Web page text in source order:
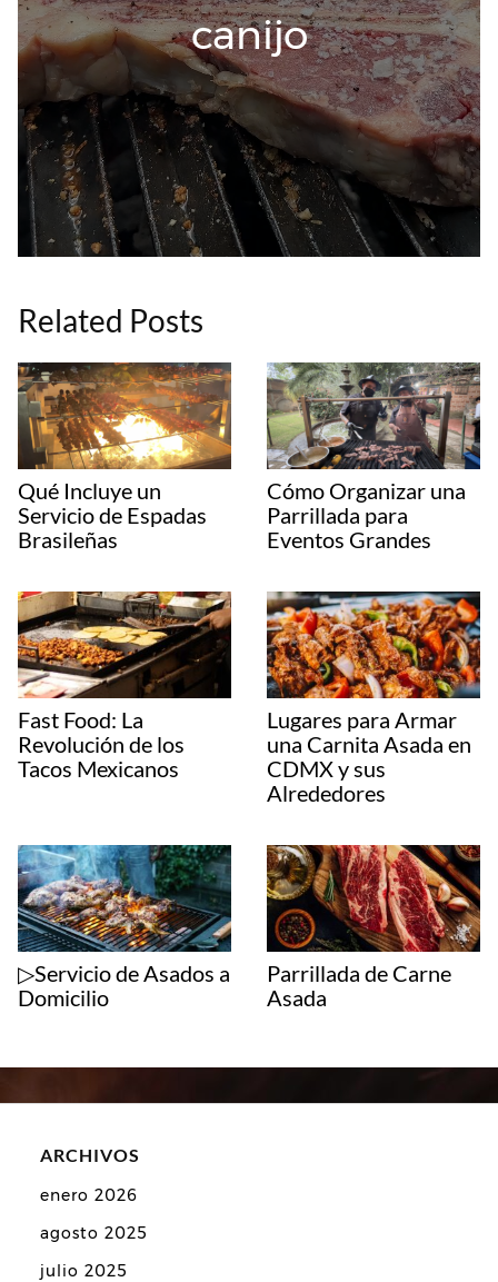
canijo
Related Posts
Qué Incluye un
Servicio de Espadas
Brasileñas
Cómo Organizar una
Parrillada para
Eventos Grandes
Fast Food: La
Revolución de los
Tacos Mexicanos
Lugares para Armar
una Carnita Asada en
CDMX y sus
Alrededores
▷Servicio de Asados a
Domicilio
Parrillada de Carne
Asada
ARCHIVOS
enero 2026
agosto 2025
julio 2025